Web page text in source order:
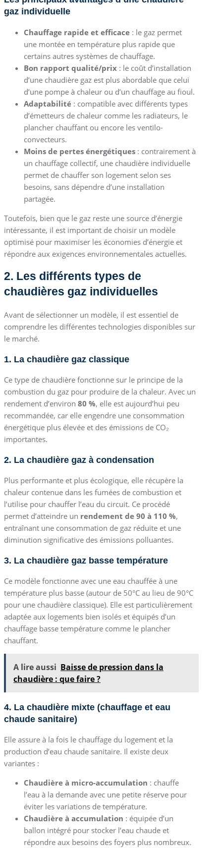
gaz individuelle
Chauffage rapide et efficace : le gaz permet
une montée en température plus rapide que
certains autres systèmes de chauffage.
Bon rapport qualité/prix : le coût d’installation
d’une chaudière gaz est plus abordable que celui
d’une pompe à chaleur ou d’un chauffage au fioul.
Adaptabilité : compatible avec différents types
d’émetteurs de chaleur comme les radiateurs, le
plancher chauffant ou encore les ventilo-
convecteurs.
Moins de pertes énergétiques : contrairement à
un chauffage collectif, une chaudière individuelle
permet de chauffer son logement selon ses
besoins, sans dépendre d’une installation
partagée.
Toutefois, bien que le gaz reste une source d’énergie
intéressante, il est important de choisir un modèle
optimisé pour maximiser les économies d’énergie et
répondre aux exigences environnementales actuelles.
2. Les différents types de
chaudières gaz individuelles
Avant de sélectionner un modèle, il est essentiel de
comprendre les différentes technologies disponibles sur
le marché.
1. La chaudière gaz classique
Ce type de chaudière fonctionne sur le principe de la
combustion du gaz pour produire de la chaleur. Avec un
rendement d’environ 80 %, elle est aujourd’hui peu
recommandée, car elle engendre une consommation
énergétique plus élevée et des émissions de CO₂
importantes.
2. La chaudière gaz à condensation
Plus performante et plus écologique, elle récupère la
chaleur contenue dans les fumées de combustion et
l’utilise pour chauffer l’eau du circuit. Ce procédé
permet d’atteindre un rendement de 90 à 110 %,
entraînant une consommation de gaz réduite et une
diminution significative des émissions polluantes.
3. La chaudière gaz basse température
Ce modèle fonctionne avec une eau chauffée à une
température plus basse (autour de 50°C au lieu de 90°C
pour une chaudière classique). Elle est particulièrement
adaptée aux logements bien isolés et équipés d’un
chauffage basse température comme le plancher
chauffant.
A lire aussi Baisse de pression dans la
chaudière : que faire ?
4. La chaudière mixte (chauffage et eau
chaude sanitaire)
Elle assure à la fois le chauffage du logement et la
production d’eau chaude sanitaire. Il existe deux
variantes :
Chaudière à micro-accumulation : chauffe
l’eau à la demande avec une petite réserve pour
éviter les variations de température.
Chaudière à accumulation : équipée d’un
ballon intégré pour stocker l’eau chaude et
répondre aux besoins des foyers plus nombreux.